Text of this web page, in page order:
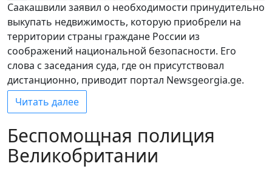
Саакашвили заявил о необходимости принудительно
выкупать недвижимость, которую приобрели на
территории страны граждане России из
соображений национальной безопасности. Его
слова с заседания суда, где он присутствовал
дистанционно, приводит портал Newsgeorgia.ge.
Читать далее
Беспомощная полиция
Великобритании